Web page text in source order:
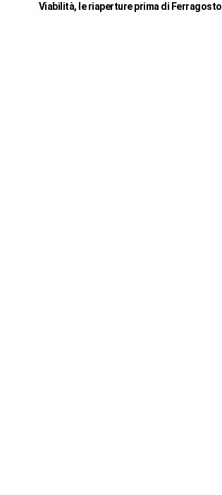
Viabilità, le riaperture prima di Ferragosto